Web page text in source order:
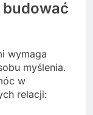
wymaga
myślenia.
w
relacji: